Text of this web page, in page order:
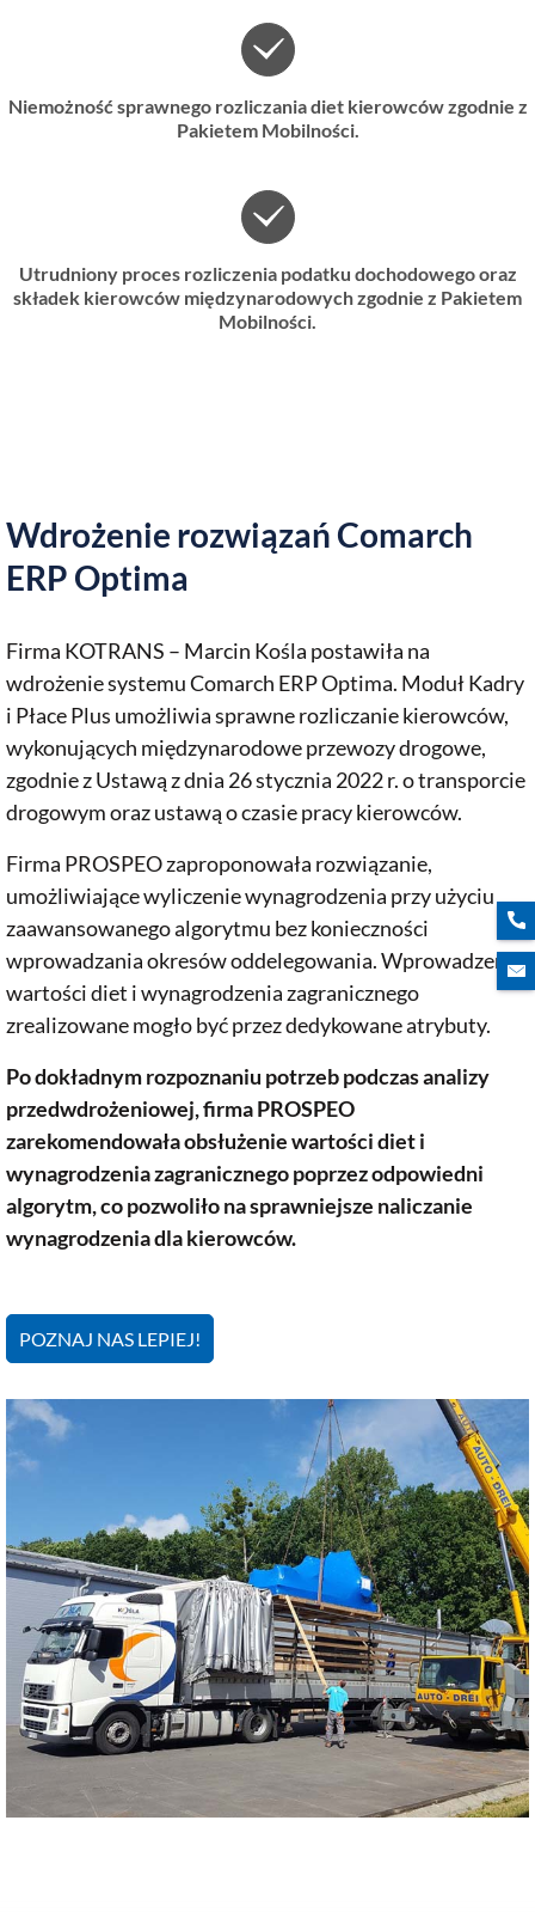
Niemożność sprawnego rozliczania diet kierowców zgodnie z
Pakietem Mobilności.
Utrudniony proces rozliczenia podatku dochodowego oraz
składek kierowców międzynarodowych zgodnie z Pakietem
Mobilności.
Wdrożenie rozwiązań Comarch
ERP Optima
Firma KOTRANS – Marcin Kośla postawiła na
wdrożenie systemu Comarch ERP Optima. Moduł Kadry
i Płace Plus umożliwia sprawne rozliczanie kierowców,
wykonujących międzynarodowe przewozy drogowe,
zgodnie z Ustawą z dnia 26 stycznia 2022 r. o transporcie
drogowym oraz ustawą o czasie pracy kierowców.
Firma PROSPEO zaproponowała rozwiązanie,
umożliwiające wyliczenie wynagrodzenia przy użyciu
zaawansowanego algorytmu bez konieczności
wprowadzania okresów oddelegowania. Wprowadzenie
wartości diet i wynagrodzenia zagranicznego
zrealizowane mogło być przez dedykowane atrybuty.
Po dokładnym rozpoznaniu potrzeb podczas analizy
przedwdrożeniowej, firma PROSPEO
zarekomendowała obsłużenie wartości diet i
wynagrodzenia zagranicznego poprzez odpowiedni
algorytm, co pozwoliło na sprawniejsze naliczanie
wynagrodzenia dla kierowców.
POZNAJ NAS LEPIEJ!